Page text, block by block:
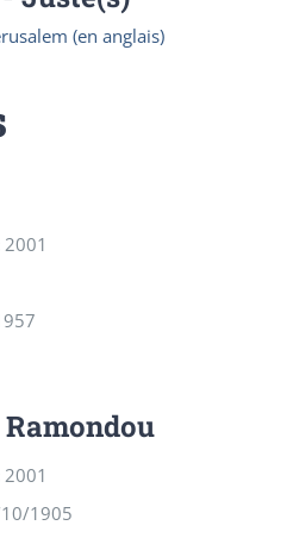
(en anglais)
2001
2001
1905